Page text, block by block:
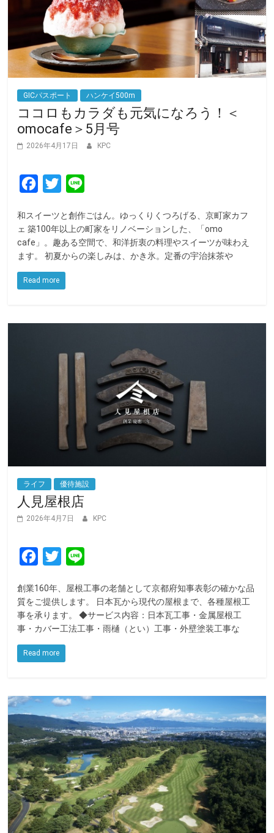
GICパスポート ハンケイ500m
ココロもカラダも元気になろう！＜
omocafe＞5月号
2026年4月17日 KPC
c
o
T
i
t
t
e
n
e
和スイーツと創作ごはん。ゆっくりくつろげる、京町家カフ
ェ 築100年以上の町家をリノベーションした、「omo
cafe」。趣ある空間で、和洋折衷の料理やスイーツが味わえ
ます。 初夏からの楽しみは、かき氷。定番の宇治抹茶や
Read more
ライフ 優待施設
人見屋根店
2026年4月7日 KPC
c
e
b
o
o
T
t
t
e
r
n
e
創業160年、屋根工事の老舗として京都府知事表彰の確かな品
質をご提供します。 日本瓦から現代の屋根まで、各種屋根工
事を承ります。 ◆サービス内容：日本瓦工事・金属屋根工
事・カバー工法工事・雨樋（とい）工事・外壁塗装工事な
Read more